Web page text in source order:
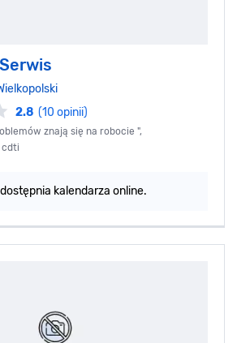
2.8 (10 opinii)
znają się na robocie ",
cdti
kalendarza online.